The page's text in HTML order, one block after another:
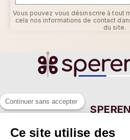
Vous pouvez vous désinscrire à tout
cela nos informations de contact
du site.
55 Allée
26000
Continuer sans accepter
Ce site utilise des